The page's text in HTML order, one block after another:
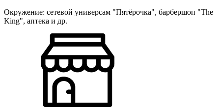
Окружение: сетевой универсам "Пятёрочка", барбершоп "The
King", аптека и др.